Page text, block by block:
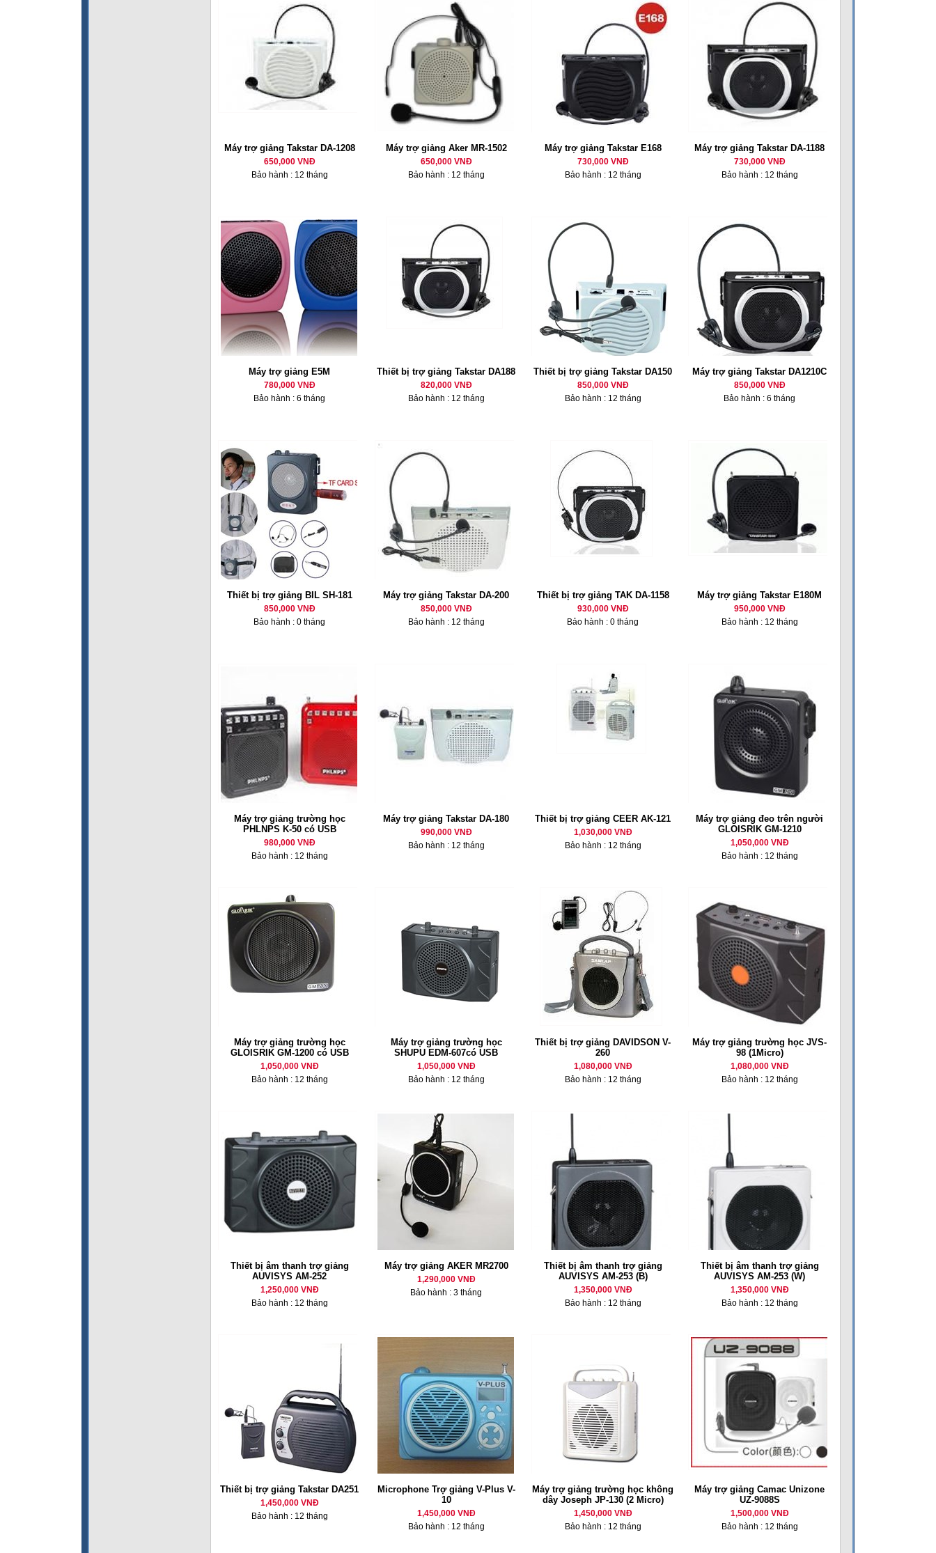
Máy trợ giảng Takstar DA-1208
650,000 VNĐ
Bảo hành : 12 tháng
Máy trợ giảng Aker MR-1502
650,000 VNĐ
Bảo hành : 12 tháng
Máy trợ giảng Takstar E168
730,000 VNĐ
Bảo hành : 12 tháng
Máy trợ giảng Takstar DA-1188
730,000 VNĐ
Bảo hành : 12 tháng
Máy trợ giảng E5M
780,000 VNĐ
Bảo hành : 6 tháng
Thiết bị trợ giảng Takstar DA188
820,000 VNĐ
Bảo hành : 12 tháng
Thiết bị trợ giảng Takstar DA150
850,000 VNĐ
Bảo hành : 12 tháng
Máy trợ giảng Takstar DA1210C
850,000 VNĐ
Bảo hành : 6 tháng
Thiết bị trợ giảng BIL SH-181
850,000 VNĐ
Bảo hành : 0 tháng
Máy trợ giảng Takstar DA-200
850,000 VNĐ
Bảo hành : 12 tháng
Thiết bị trợ giảng TAK DA-1158
930,000 VNĐ
Bảo hành : 0 tháng
Máy trợ giảng Takstar E180M
950,000 VNĐ
Bảo hành : 12 tháng
Máy trợ giảng trường học
PHLNPS K-50 có USB
980,000 VNĐ
Bảo hành : 12 tháng
Máy trợ giảng Takstar DA-180
990,000 VNĐ
Bảo hành : 12 tháng
Thiết bị trợ giảng CEER AK-121
1,030,000 VNĐ
Bảo hành : 12 tháng
Máy trợ giảng đeo trên người
GLOISRIK GM-1210
1,050,000 VNĐ
Bảo hành : 12 tháng
Máy trợ giảng trường học
GLOISRIK GM-1200 có USB
1,050,000 VNĐ
Bảo hành : 12 tháng
Máy trợ giảng trường học
SHUPU EDM-607có USB
1,050,000 VNĐ
Bảo hành : 12 tháng
Thiết bị trợ giảng DAVIDSON V-
260
1,080,000 VNĐ
Bảo hành : 12 tháng
Máy trợ giảng trường học JVS-
98 (1Micro)
1,080,000 VNĐ
Bảo hành : 12 tháng
Thiết bị âm thanh trợ giảng
AUVISYS AM-252
1,250,000 VNĐ
Bảo hành : 12 tháng
Máy trợ giảng AKER MR2700
1,290,000 VNĐ
Bảo hành : 3 tháng
Thiết bị âm thanh trợ giảng
AUVISYS AM-253 (B)
1,350,000 VNĐ
Bảo hành : 12 tháng
Thiết bị âm thanh trợ giảng
AUVISYS AM-253 (W)
1,350,000 VNĐ
Bảo hành : 12 tháng
Thiết bị trợ giảng Takstar DA251
1,450,000 VNĐ
Bảo hành : 12 tháng
Microphone Trợ giảng V-Plus V-
10
1,450,000 VNĐ
Bảo hành : 12 tháng
Máy trợ giảng trường học không
dây Joseph JP-130 (2 Micro)
1,450,000 VNĐ
Bảo hành : 12 tháng
Máy trợ giảng Camac Unizone
UZ-9088S
1,500,000 VNĐ
Bảo hành : 12 tháng